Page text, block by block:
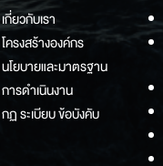
เกี่ยวกับเรา
โครงสร้างองค์กร
นโยบายและมาตรฐาน
การดำเนินงาน
กฏ ระเบียบ ข้อบังคับ